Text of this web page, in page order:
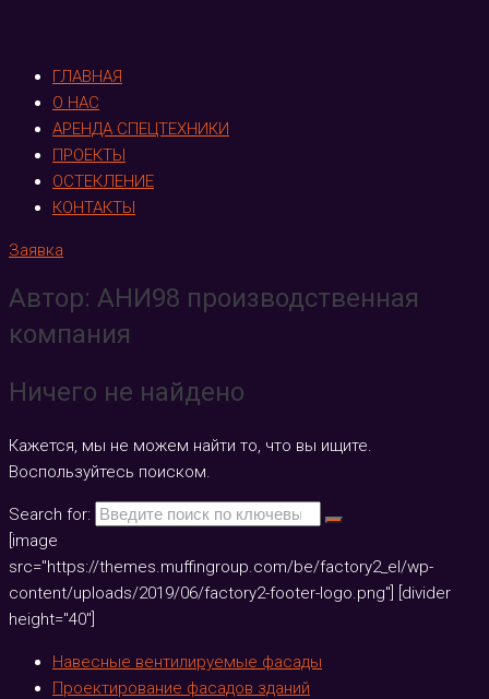
ГЛАВНАЯ
О НАС
АРЕНДА СПЕЦТЕХНИКИ
ПРОЕКТЫ
ОСТЕКЛЕНИЕ
КОНТАКТЫ
Заявка
Автор: АНИ98 производственная
компания
Ничего не найдено
Кажется, мы не можем найти то, что вы ищите.
Воспользуйтесь поиском.
Search for:
[image
src="https://themes.muffingroup.com/be/factory2_el/wp-
content/uploads/2019/06/factory2-footer-logo.png"] [divider
height="40"]
Навесные вентилируемые фасады
Проектирование фасадов зданий